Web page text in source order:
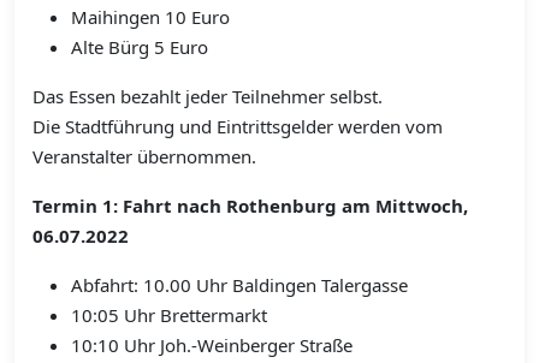
Maihingen 10 Euro
Alte Bürg 5 Euro
Das Essen bezahlt jeder Teilnehmer selbst.
Die Stadtführung und Eintrittsgelder werden vom
Veranstalter übernommen.
Termin 1: Fahrt nach Rothenburg am Mittwoch,
06.07.2022
Abfahrt: 10.00 Uhr Baldingen Talergasse
10:05 Uhr Brettermarkt
10:10 Uhr Joh.-Weinberger Straße